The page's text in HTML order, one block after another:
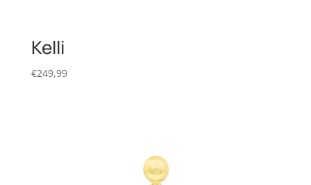
Kelli
€249,99